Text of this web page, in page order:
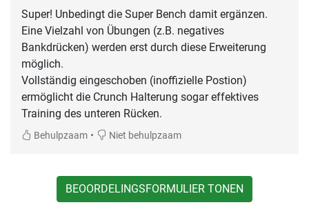
Super! Unbedingt die Super Bench damit ergänzen.
Eine Vielzahl von Übungen (z.B. negatives
Bankdrücken) werden erst durch diese Erweiterung
möglich.
Vollständig eingeschoben (inoffizielle Postion)
ermöglicht die Crunch Halterung sogar effektives
Training des unteren Rücken.
Behulpzaam • Niet behulpzaam
BEOORDELINGSFORMULIER TONEN